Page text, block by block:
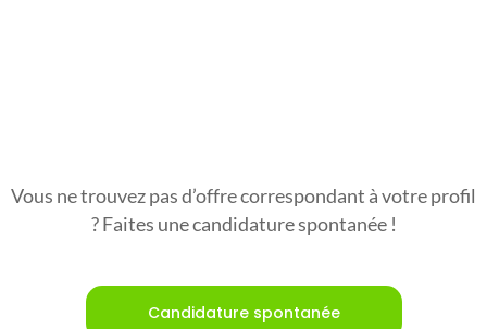
Vous ne trouvez pas d’offre correspondant à votre profil
? Faites une candidature spontanée !
Candidature spontanée